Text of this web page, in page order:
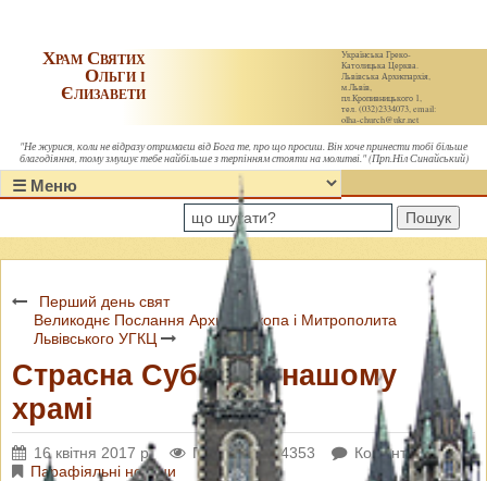
Українська Греко-
Католицька Церква.
Львівська Архиєпархія,
м.Львів,
пл.Кропивницького 1,
тел. (032)2334073, email:
olha-church@ukr.net
Храм Святих
Ольги і
Єлизавети
"Не журися, коли не відразу отримаєш від Бога те, про що просиш. Він хоче принести тобі більше
благодіяння, тому змушує тебе найбільше з терпінням стояти на молитві." (Прп.Ніл Синайський)
Пошук
Перший день свят
Великоднє Послання Архиєпископа і Митрополита
Львівського УГКЦ
Страсна Субота в нашому
храмі
16 квітня 2017 р. Переглядів: 4353
Коментарі: 0
Парафіяльні новини